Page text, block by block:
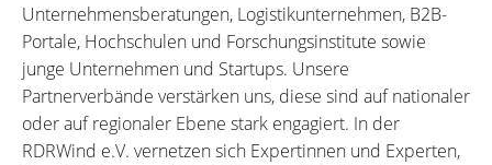
Unternehmensberatungen, Logistikunternehmen, B2B-
Portale, Hochschulen und Forschungsinstitute sowie
junge Unternehmen und Startups. Unsere
Partnerverbände verstärken uns, diese sind auf nationaler
oder auf regionaler Ebene stark engagiert. In der
RDRWind e.V. vernetzen sich Expertinnen und Experten,